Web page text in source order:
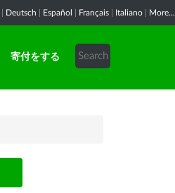
Deutsch Español Français Italiano More...
寄付をする